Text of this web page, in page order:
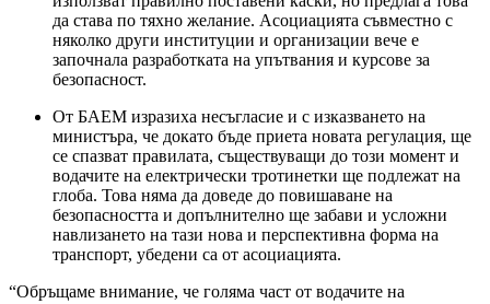
да става по тяхно желание. Асоциацията съвместно с
няколко други институции и организации вече е
започнала разработката на упътвания и курсове за
безопасност.
От БАЕМ изразиха несъгласие и с изказването на
министъра, че докато бъде приета новата регулация, ще
се спазват правилата, съществуващи до този момент и
водачите на електрически тротинетки ще подлежат на
глоба. Това няма да доведе до повишаване на
безопасността и допълнително ще забави и усложни
навлизането на тази нова и перспективна форма на
транспорт, убедени са от асоциацията.
“Обръщаме внимание, че голяма част от водачите на